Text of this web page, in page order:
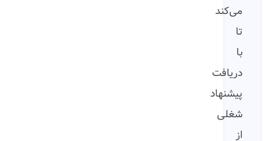
می‌کند
دریافت
پیشنهاد
شغلی